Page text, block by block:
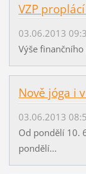
VZP
03.06.2013
Výše
Nově jóga i
03.06.2013
Od pondělí 10.
pondělí...